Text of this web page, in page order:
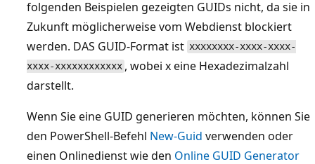
folgenden Beispielen gezeigten GUIDs nicht, da sie in
Zukunft möglicherweise vom Webdienst blockiert
werden. DAS GUID-Format ist xxxxxxxx-xxxx-xxxx-
xxxx-xxxxxxxxxxxx , wobei x eine Hexadezimalzahl
darstellt.
Wenn Sie eine GUID generieren möchten, können Sie
den PowerShell-Befehl New-Guid verwenden oder
einen Onlinedienst wie den Online GUID Generator